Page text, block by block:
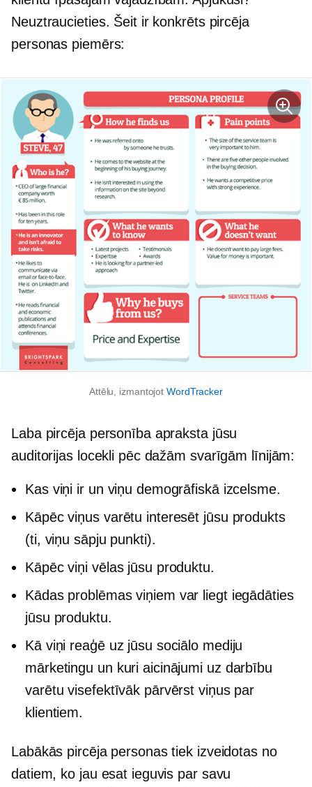
Neuztraucieties. Šeit ir konkrēts pircēja
personas piemērs:
Attēlu, izmantojotWordTracker
Laba pircēja personība apraksta jūsu
auditorijas locekli pēc dažām svarīgām līnijām:
Kas viņi ir un viņu demogrāfiskā izcelsme.
Kāpēc viņus varētu interesēt jūsu produkts
(ti, viņu sāpju punkti).
Kāpēc viņi vēlas jūsu produktu.
Kādas problēmas viņiem var liegt iegādāties
jūsu produktu.
Kā viņi reaģē uz jūsu sociālo mediju
mārketingu un kuri aicinājumi uz darbību
varētu visefektīvāk pārvērst viņus par
klientiem.
Labākās pircēja personas tiek izveidotas no
datiem, ko jau esat ieguvis par savu